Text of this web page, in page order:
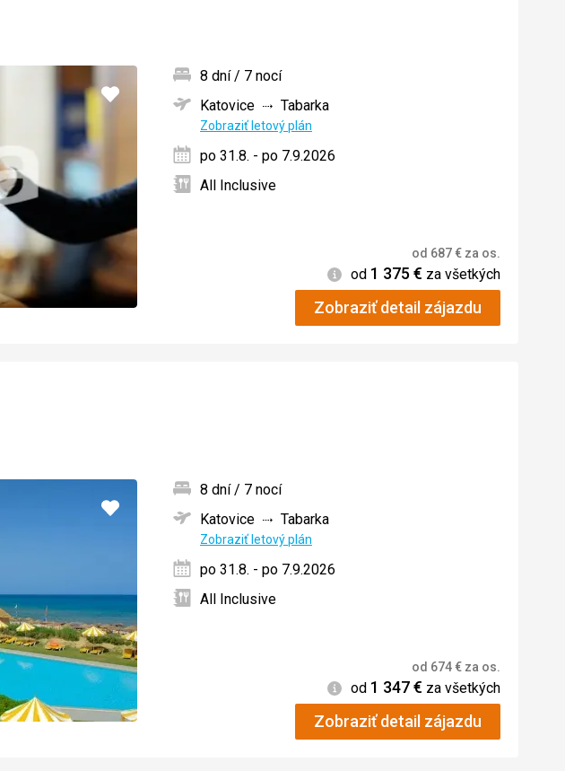
Pridať
8 dní / 7 nocí
Katovice
Tabarka
Zobraziť letový plán
po 31.8. - po 7.9.2026
All Inclusive
od 687€ za os.
Informácie
od 1 375€ za všetkých
Zobraziť detail zájazdu
Pridať
8 dní / 7 nocí
Katovice
Tabarka
Zobraziť letový plán
po 31.8. - po 7.9.2026
All Inclusive
od 674€ za os.
Informácie
od 1 347€ za všetkých
Zobraziť detail zájazdu